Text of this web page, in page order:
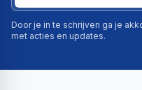
Door je in te schrijven ga je
met acties en updates.